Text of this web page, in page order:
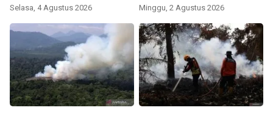
Selasa, 4 Agustus 2026 Minggu, 2 Agustus 2026